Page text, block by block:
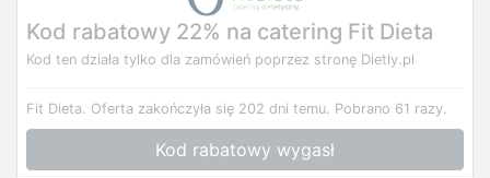
Kod rabatowy 22% na catering Fit Dieta
Kod ten działa tylko dla zamówień poprzez stronę Dietly.pl
Fit Dieta. Oferta zakończyła się 202 dni temu. Pobrano 61 razy.
Kod rabatowy wygasł